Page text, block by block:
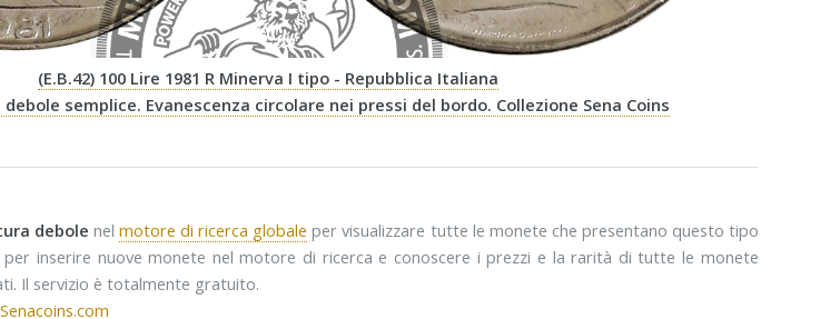
(E.B.42) 100 Lire 1981 R Minerva I tipo - Repubblica Italiana
semplice. Evanescenza circolare nei pressi del bordo. Collezione Sena Coins
debole nelmotore di ricerca globale per visualizzare tutte le monete che presentano questo tipo
per inserire nuove monete nel motore di ricerca e conoscere i prezzi e la rarità di tutte le monete
Il servizio è totalmente gratuito.
Senacoins.com